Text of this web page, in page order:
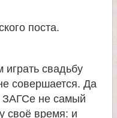
поста.
свадьбу
совершается. Да
ЗАГСе не самый
своё время: и